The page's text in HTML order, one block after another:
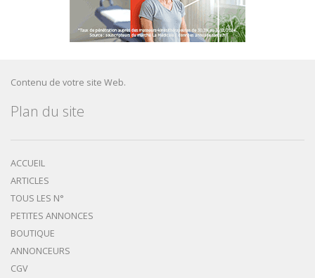
Contenu de votre site Web.
Plan du site
ACCUEIL
ARTICLES
TOUS LES N°
PETITES ANNONCES
BOUTIQUE
ANNONCEURS
CGV